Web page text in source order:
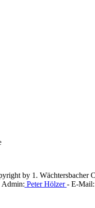
by 1. Wächtersbacher
Admin: Peter Hölzer- E-Mail: